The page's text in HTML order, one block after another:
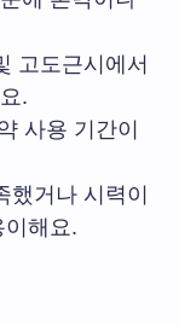
고도근시에서
.
사용 기간이
거나 시력이
해요.